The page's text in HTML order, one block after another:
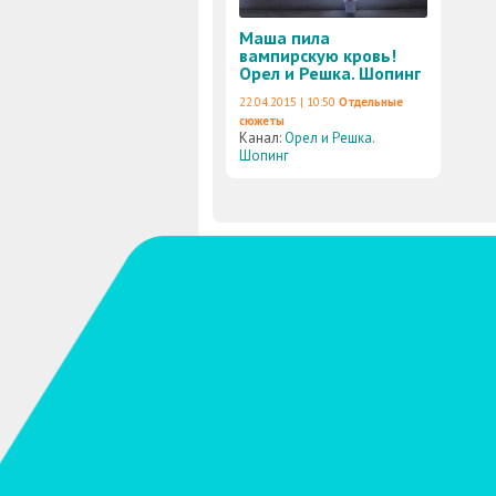
Маша пила
вампирскую кровь!
Орел и Решка. Шопинг
22.04.2015 | 10:50 Отдельные
сюжеты
Канал:Орел и Решка.
Шопинг